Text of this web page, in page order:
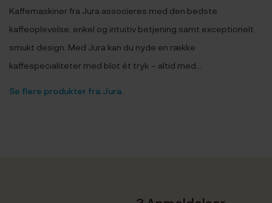
Kaffemaskiner fra Jura associeres med den bedste
kaffeoplevelse, enkel og intuitiv betjening samt exceptionelt
smukt design. Med Jura kan du nyde en række
kaffespecialiteter med blot ét tryk – altid med...
Se flere produkter fra Jura